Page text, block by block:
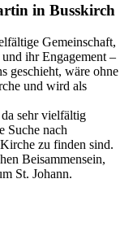
in Busskirch
Gemeinschaft,
ihr Engagement –
geschieht, wäre ohne
und wird als
sehr vielfältig
Suche nach
zu finden sind.
Beisammensein,
St. Johann.